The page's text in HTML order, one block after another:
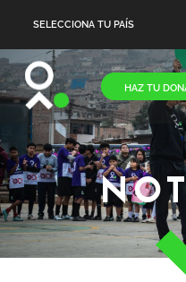
SELECCIONA TU PAÍS
HAZ TU